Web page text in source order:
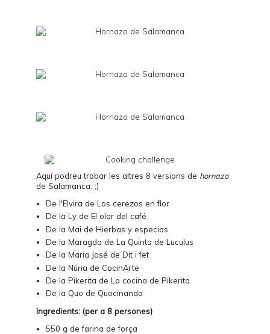
Aquí podreu trobar les altres 8 versions de hornazo
de Salamanca. ;)
De l'Elvira de Los cerezos en flor
De la Ly de El olor del café
De la Mai de Hierbas y especias
De la Maragda de La Quinta de Luculus
De la Maria José de Dit i fet
De la Núria de CocinArte
De la Pikerita de La cocina de Pikerita
De la Quo de Quocinando
Ingredients: (per a 8 persones)
550 g de farina de força